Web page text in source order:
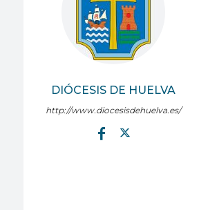
DIÓCESIS DE HUELVA
http://www.diocesisdehuelva.es/